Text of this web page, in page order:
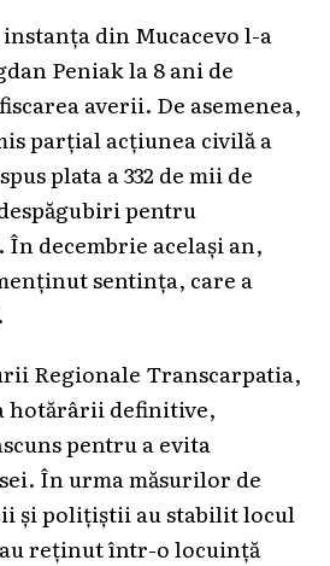
din Mucacevo l-a
Peniak la 8 ani de
averii. De asemenea,
parțial acțiunea civilă a
plata a 332 de mii de
pentru
decembrie același an,
sentința, care a
Regionale Transcarpatia,
hotărârii definitive,
pentru a evita
În urma măsurilor de
și polițiștii au stabilit locul
reținut într-o locuință